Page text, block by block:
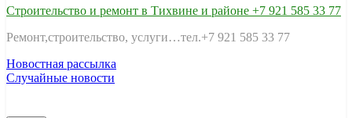
Строительство и ремонт в Тихвине и районе +7 921 585 33 77
Ремонт,строительство, услуги…тел.+7 921 585 33 77
Новостная рассылка
Случайные новости